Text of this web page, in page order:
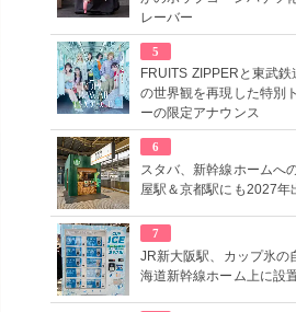
レーバー
5
FRUITS ZIPPERと東武
の世界観を再現した特別
ーの限定アナウンス
6
スタバ、新幹線ホームへ
屋駅＆京都駅にも2027年
7
JR新大阪駅、カップ氷の
海道新幹線ホーム上に設